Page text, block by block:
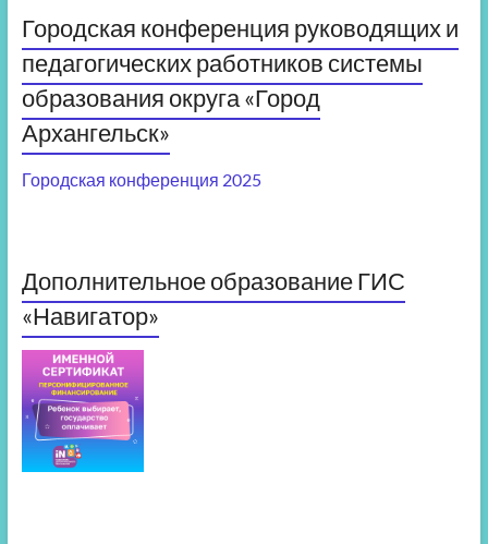
Городская конференция руководящих и
педагогических работников системы
образования округа «Город
Архангельск»
Городская конференция 2025
Дополнительное образование ГИС
«Навигатор»